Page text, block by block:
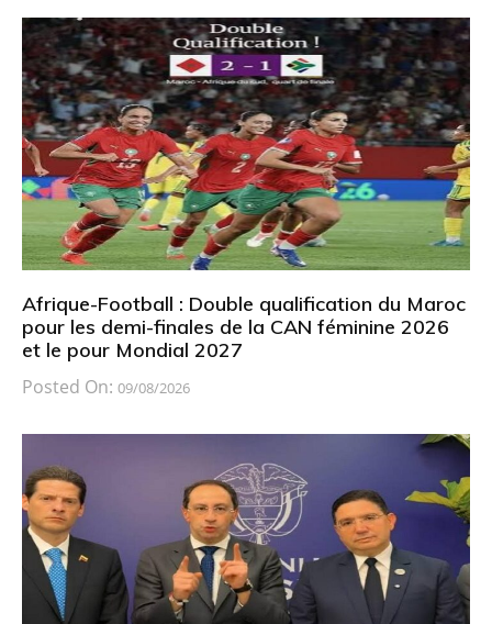
Afrique-Football : Double qualification du Maroc
pour les demi-finales de la CAN féminine 2026
et le pour Mondial 2027
Posted On: 09/08/2026